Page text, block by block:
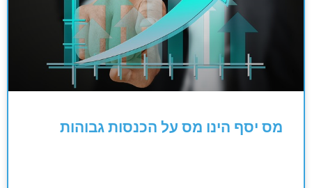
מס יסף הינו מס על הכנסות גבוהות